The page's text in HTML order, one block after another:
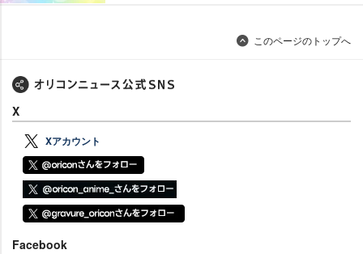
このページのトップへ
X
Xアカウント
Facebook